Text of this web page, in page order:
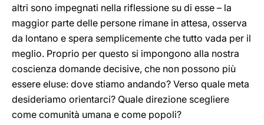
altri sono impegnati nella riflessione su di esse – la
maggior parte delle persone rimane in attesa, osserva
da lontano e spera semplicemente che tutto vada per il
meglio. Proprio per questo si impongono alla nostra
coscienza domande decisive, che non possono più
essere eluse: dove stiamo andando? Verso quale meta
desideriamo orientarci? Quale direzione scegliere
come comunità umana e come popoli?